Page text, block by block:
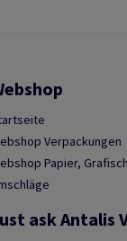
Verpackungen
Papier,
ask Antalis